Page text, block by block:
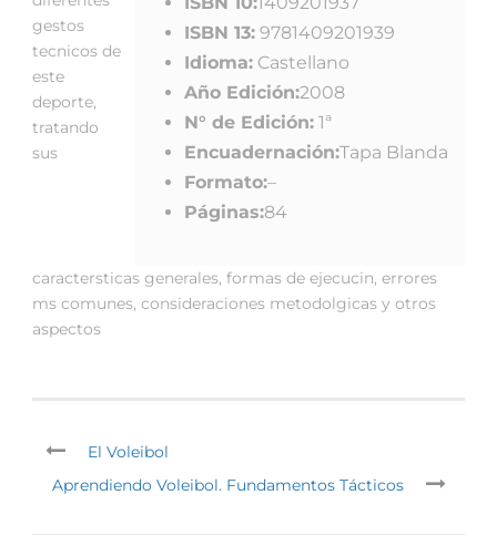
ISBN 13: 9781409201939
Idioma: Castellano
Año Edición:2008
N° de Edición: 1ª
Encuadernación:Tapa Blanda
Formato:–
Páginas:84
gestos
tecnicos de
este
deporte,
tratando
sus
caractersticas generales, formas de ejecucin, errores
ms comunes, consideraciones metodolgicas y otros
aspectos
El Voleibol
Aprendiendo Voleibol. Fundamentos Tácticos